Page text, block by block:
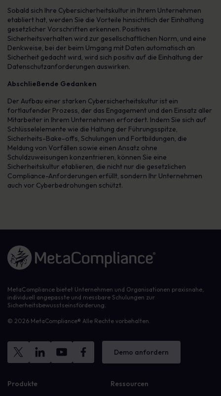
Sobald sich Ihre Cybersicherheitskultur in Ihrem Unternehmen
etabliert hat, werden Sie die Vorteile hinsichtlich der Einhaltung
gesetzlicher Vorschriften erkennen. Positives
Sicherheitsverhalten wird zur gesellschaftlichen Norm, und eine
Denkweise, bei der beim Umgang mit Daten automatisch an
Sicherheit gedacht wird, wird sich positiv auf die Einhaltung der
Datenschutzanforderungen auswirken.
Abschließende Gedanken
Der Aufbau einer starken Cybersicherheitskultur ist ein
fortlaufender Prozess, der das Engagement und den Einsatz aller
Mitarbeiter in Ihrem Unternehmen erfordert. Indem Sie sich auf
Schlüsselelemente wie die Haltung der Führungsspitze,
Sicherheits-Bake-offs, Schulungen und Fortbildungen, die
Meldung von Vorfällen sowie einen Ansatz ohne
Schuldzuweisungen konzentrieren, können Sie eine
Sicherheitskultur etablieren, die nicht nur die gesetzlichen
Compliance-Anforderungen erfüllt, sondern Ihr Unternehmen
auch vor Cyberbedrohungen schützt.
Link zur Homepage
MetaCompliance bietet Unternehmen und Organisationen praxisnahe,
individuell angepasste und messbare Schulungen zur
Sicherheitsbewusstseinsförderung.
© 2026 MetaCompliance® Alle Rechte vorbehalten.
Demo anfordern
Produkte Ressourcen